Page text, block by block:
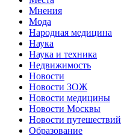
Мнения
Мода
Народная медицина
Наука
Наука и техника
Недвижимость
Новости
Новости ЗОЖ
Новости медицины
Новости Москвы
Новости путешествий
Образование